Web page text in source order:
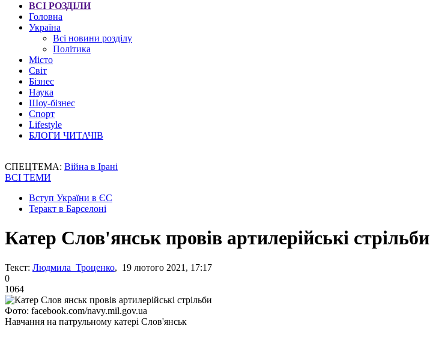
ВСІ РОЗДІЛИ
Головна
Україна
Всі новини розділу
Політика
Місто
Світ
Бізнес
Наука
Шоу-бізнес
Спорт
Lifestyle
БЛОГИ ЧИТАЧІВ
СПЕЦТЕМА: Війна в Ірані
ВСІ ТЕМИ
Вступ України в ЄС
Теракт в Барселоні
Катер Слов'янськ провів артилерійські стрільби
Текст: Людмила Троценко, 19 лютого 2021, 17:17
0
1064
Фото: facebook.com/navy.mil.gov.ua
Навчання на патрульному катері Слов'янськ